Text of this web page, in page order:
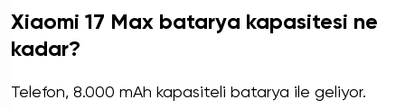
Xiaomi 17 Max batarya kapasitesi ne
kadar?
Telefon, 8.000 mAh kapasiteli batarya ile geliyor.